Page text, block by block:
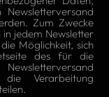
Zum Zwecke
jedem Newsletter
Möglichkeit, sich
des für die
Verarbeitung